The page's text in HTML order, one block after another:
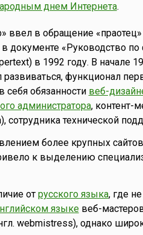
днем Интернета.
ввел в обращение
«Руководство по
в 1992 году. В начале
развиваться, функционал
обязанности веб-
администратора, контент-
сотрудника технической
более крупных
к выделению
от русского языка, где
языкевеб-
webmistress), однако